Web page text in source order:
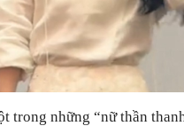
trong những “nữ thần